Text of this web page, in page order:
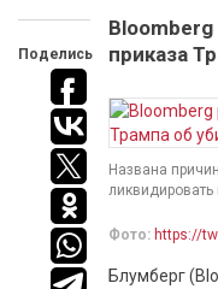
Поделись
приказа
Названа
ликвидировать
Фото: https://
Блумберг